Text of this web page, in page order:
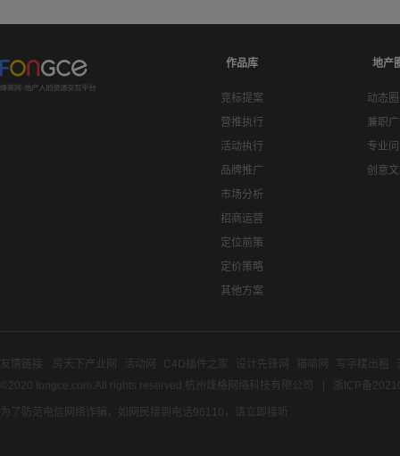
作品库
竞标提案
营推执行
活动执行
品牌推广
市场分析
招商运营
定位前策
定价策略
其他方案
地产
动态
兼职
专业
创意
友情链接: 房天下产业网 活动网 C4D插件之家 设计先锋网 猫啃网 写字楼出租
©2020 fongce.com.All rights reserved 杭州烽格网络科技有限公司
浙ICP备
为了防范电信网络诈骗，如网民接到电话96110，请立即接听